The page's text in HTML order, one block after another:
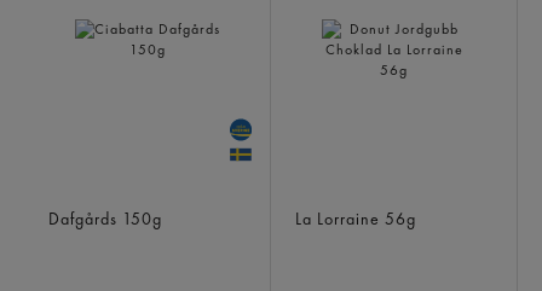
Dafgårds 150g La Lorraine 56g